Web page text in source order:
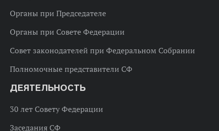
Органы при Председателе
Органы при Совете Федерации
Совет законодателей при Федеральном Собрании
Полномочные представители СФ
ДЕЯТЕЛЬНОСТЬ
30 лет Совету Федерации
Заседания СФ